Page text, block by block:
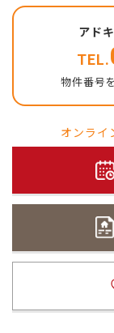
アド
TEL.
物件番号
オンライ